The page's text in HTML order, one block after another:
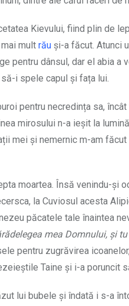
Kievului, fiind plin de
mult rău și-a făcut. Atunci
pentru dânsul, dar el abia a
i spele capul și fața lui.
pentru necredința sa,
mirosului n-a ieșit la
mei și nemernic m-am
moartea. Însă venindu-și
la Cuviosul acesta
păcatele tale înaintea
mea Domnului, și
pentru zugrăvirea
Taine și i-a poruncit
lui bubele și îndată i s-a